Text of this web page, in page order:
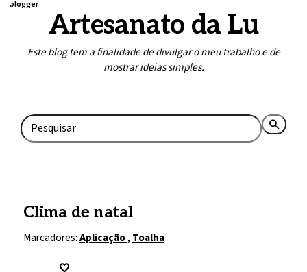
blogger
Artesanato da Lu
Este blog tem a finalidade de divulgar o meu trabalho e de
mostrar ideias simples.
search
Clima de natal
Marcadores:Aplicação, Toalha